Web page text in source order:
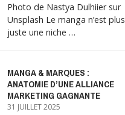
Photo de Nastya Dulhiier sur
Unsplash Le manga n’est plus
juste une niche …
MANGA & MARQUES :
ANATOMIE D’UNE ALLIANCE
MARKETING GAGNANTE
31 JUILLET 2025